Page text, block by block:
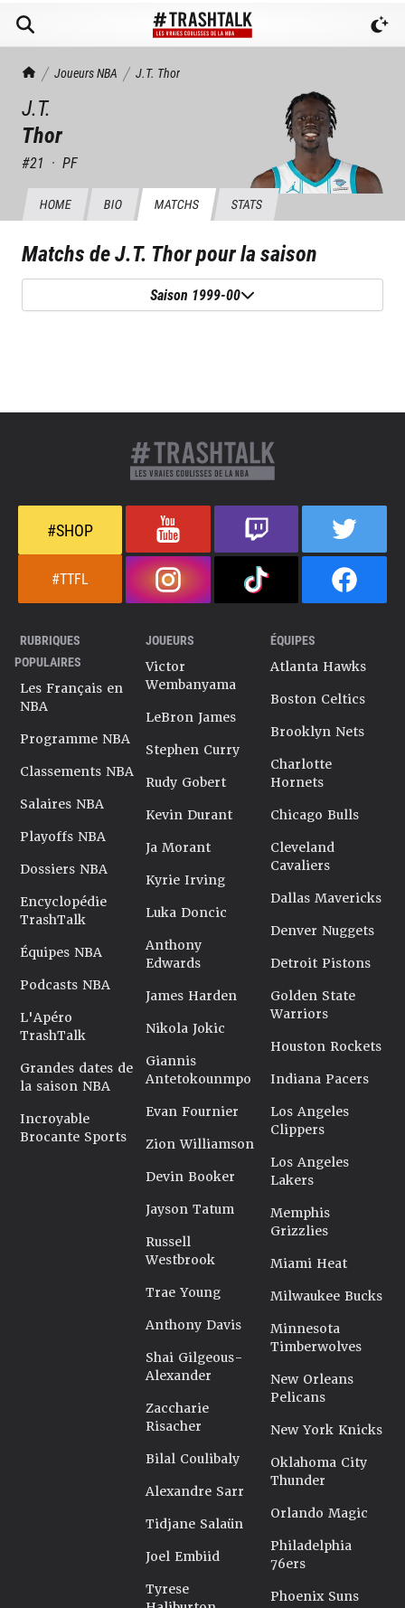
TrashTalk Actu NBA
Joueurs NBA J.T. Thor
J.T.
Thor
#21 · PF
HOME BIO MATCHS STATS
Matchs deJ.T. Thorpour la saison
Saison 1999-00
#SHOP
#TTFL
RUBRIQUES
POPULAIRES
Les Français en
NBA
Programme NBA
Classements NBA
Salaires NBA
Playoffs NBA
Dossiers NBA
Encyclopédie
TrashTalk
Équipes NBA
Podcasts NBA
L'Apéro
TrashTalk
Grandes dates de
la saison NBA
Incroyable
Brocante Sports
JOUEURS
Victor
Wembanyama
LeBron James
Stephen Curry
Rudy Gobert
Kevin Durant
Ja Morant
Kyrie Irving
Luka Doncic
Anthony
Edwards
James Harden
Nikola Jokic
Giannis
Antetokounmpo
Evan Fournier
Zion Williamson
Devin Booker
Jayson Tatum
Russell
Westbrook
Trae Young
Anthony Davis
Shai Gilgeous-
Alexander
Zaccharie
Risacher
Bilal Coulibaly
Alexandre Sarr
Tidjane Salaün
Joel Embiid
Tyrese
ÉQUIPES
Atlanta Hawks
Boston Celtics
Brooklyn Nets
Charlotte
Hornets
Chicago Bulls
Cleveland
Cavaliers
Dallas Mavericks
Denver Nuggets
Detroit Pistons
Golden State
Warriors
Houston Rockets
Indiana Pacers
Los Angeles
Clippers
Los Angeles
Lakers
Memphis
Grizzlies
Miami Heat
Milwaukee Bucks
Minnesota
Timberwolves
New Orleans
Pelicans
New York Knicks
Oklahoma City
Thunder
Orlando Magic
Philadelphia
76ers
Phoenix Suns